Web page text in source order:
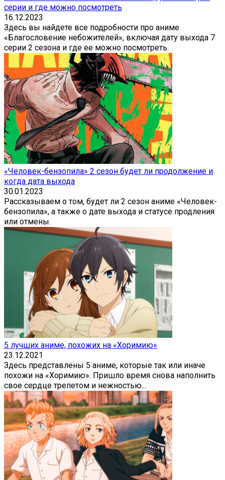
серии и где можно посмотреть
16.12.2023
Здесь вы найдете все подробности про аниме
«Благословение небожителей», включая дату выхода 7
серии 2 сезона и где ее можно посмотреть.
«Человек-бензопила» 2 сезон будет ли продолжение и
когда дата выхода
30.01.2023
Рассказываем о том, будет ли 2 сезон аниме «Человек-
бензопила», а также о дате выхода и статусе продления
или отмены.
5 лучших аниме, похожих на «Хоримию»
23.12.2021
Здесь представлены 5 аниме, которые так или иначе
похожи на «Хоримию». Пришло время снова наполнить
свое сердце трепетом и нежностью...